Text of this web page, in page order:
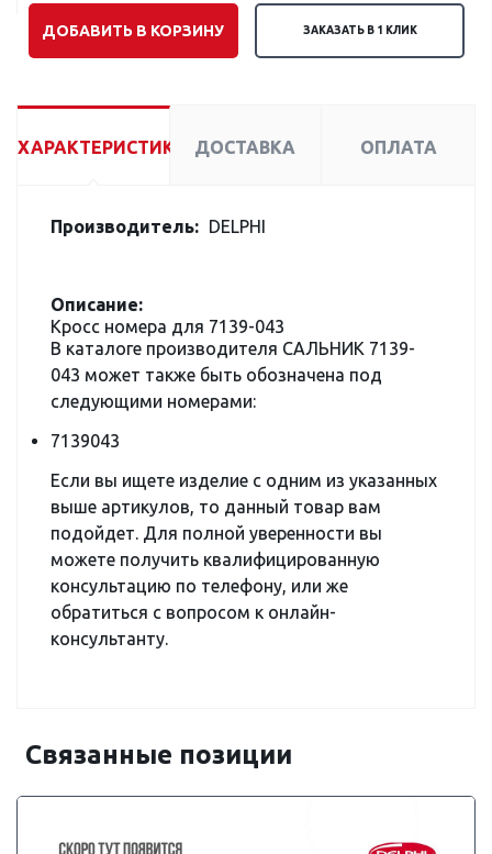
ДОБАВИТЬ В КОРЗИНУ ЗАКАЗАТЬ В 1 КЛИК
ХАРАКТЕРИСТИКИ ДОСТАВКА ОПЛАТА
Производитель: DELPHI
Описание:
Кросс номера для 7139-043
В каталоге производителя САЛЬНИК 7139-
043 может также быть обозначена под
следующими номерами:
7139043
Если вы ищете изделие с одним из указанных
выше артикулов, то данный товар вам
подойдет. Для полной уверенности вы
можете получить квалифицированную
консультацию по телефону, или же
обратиться с вопросом к онлайн-
консультанту.
Связанные позиции